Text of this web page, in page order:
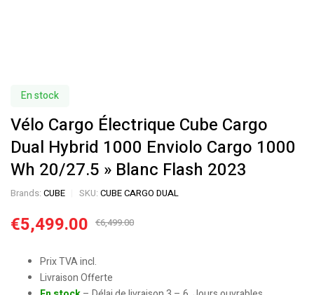
En stock
Vélo Cargo Électrique Cube Cargo
Dual Hybrid 1000 Enviolo Cargo 1000
Wh 20/27.5 » Blanc Flash 2023
Brands: CUBE SKU: CUBE CARGO DUAL
€6,499.00
€5,499.00
Prix TVA incl.
Livraison Offerte